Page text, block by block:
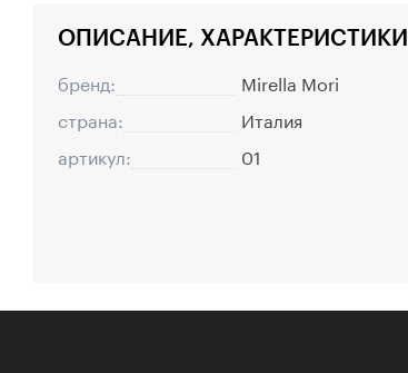
ОПИСАНИЕ, ХАРАКТЕРИСТИКИ
бренд:
Mirella Mori
страна:
Италия
артикул:
01